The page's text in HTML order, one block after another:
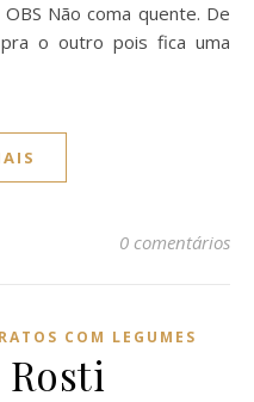
Não coma quente. De
o outro pois fica uma
0 comentários
COM LEGUMES
Rosti